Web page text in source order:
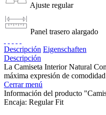
Ajuste regular
Panel trasero alargado
Descripción Eigenschaften
Descripción
La Camiseta Interior Natural
máxima expresión de
Cerrar menú
Información del producto
Encaja: Regular Fit